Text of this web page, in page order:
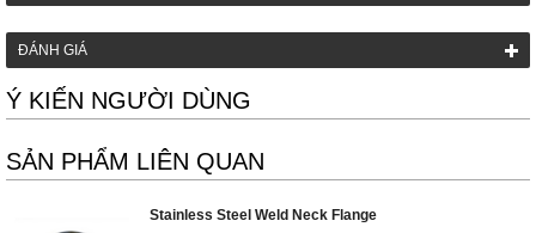
ĐÁNH GIÁ
Ý KIẾN NGƯỜI DÙNG
SẢN PHẨM LIÊN QUAN
Stainless Steel Weld Neck Flange